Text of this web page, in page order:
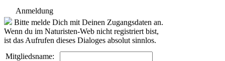
Anmeldung
Bitte melde Dich mit Deinen Zugangsdaten an.
Wenn du im Naturisten-Web nicht registriert bist,
ist das Aufrufen dieses Dialoges absolut sinnlos.
Mitgliedsname: